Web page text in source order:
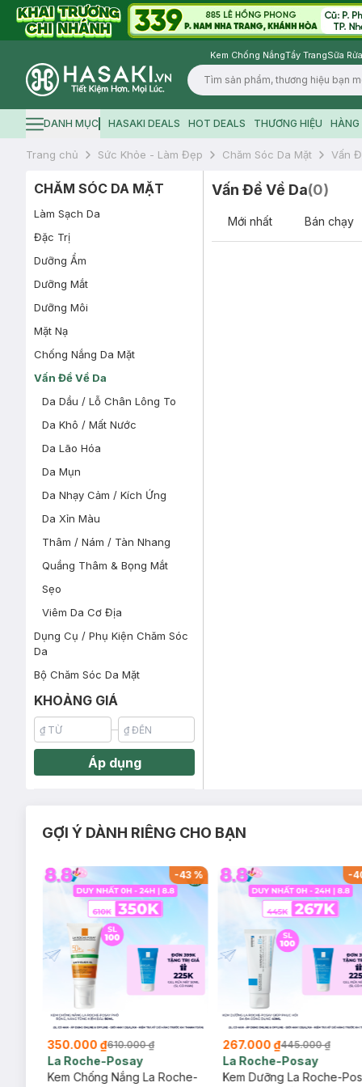
Kem Chống NắngTẩy TrangSữa
Logo
Hamburger icon
DANH MỤC HASAKI DEALS HOT DEALS THƯƠNG HIỆU HÀNG
Trang chủ Sức Khỏe - Làm Đẹp Chăm Sóc Da Mặt Vấn
CHĂM SÓC DA MẶT
Làm Sạch Da
Đặc Trị
Dưỡng Ẩm
Dưỡng Mắt
Dưỡng Môi
Mặt Nạ
Chống Nắng Da Mặt
Vấn Đề Về Da
Da Dầu / Lỗ Chân Lông To
Da Khô / Mất Nước
Da Lão Hóa
Da Mụn
Da Nhạy Cảm / Kích Ứng
Da Xỉn Màu
Thâm / Nám / Tàn Nhang
Quầng Thâm & Bọng Mắt
Sẹo
Viêm Da Cơ Địa
Dụng Cụ / Phụ Kiện Chăm Sóc
Da
Bộ Chăm Sóc Da Mặt
KHOẢNG GIÁ
Áp dụng
Vấn Đề Về Da(0)
Mới nhất Bán chạy
GỢI Ý DÀNH RIÊNG CHO BẠN
-43%
350.000 ₫610.000 ₫
La Roche-Posay
Kem Chống Nắng La Roche-
-
267.000 ₫445.000 ₫
La Roche-Posay
Kem Dưỡng La Roche-